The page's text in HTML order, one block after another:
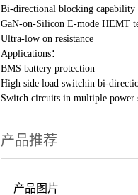
Bi-directional blocking capability
GaN-on-Silicon E-mode HEMT
Ultra-low on resistance
Applications：
BMS battery protection
High side load switchin bi-
Switch circuits in multiple power
产品推荐
产品图片